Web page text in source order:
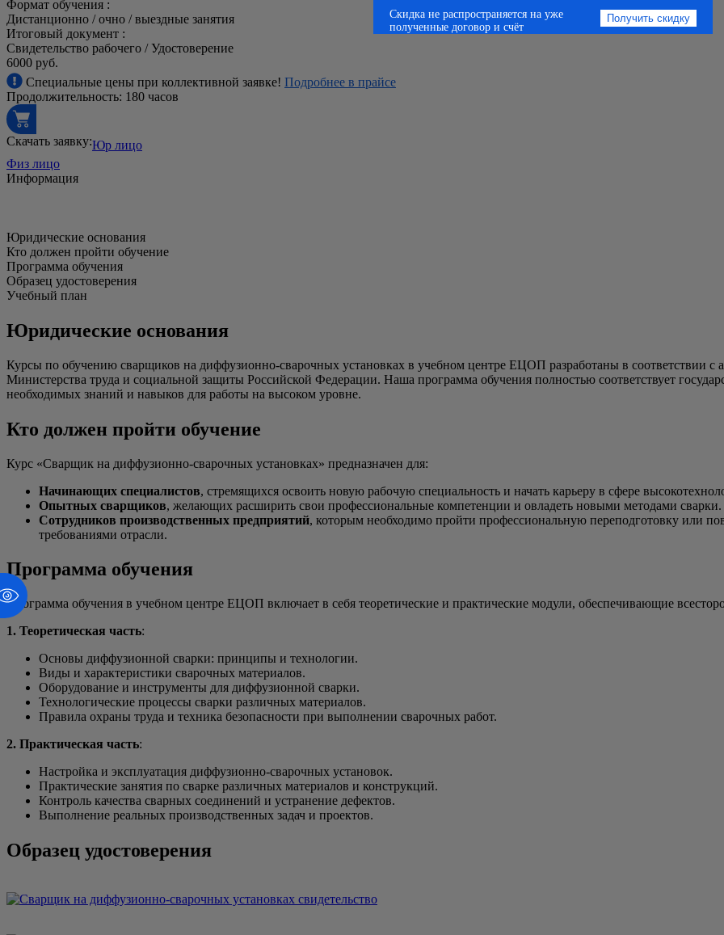
Формат обучения :
Дистанционно / очно / выездные занятия
Итоговый документ :
Свидетельство рабочего / Удостоверение
6000 руб.
Специальные цены при коллективной заявке! Подробнее в прайсе
Продолжительность: 180 часов
Скачать заявку:Юр лицо
Физ лицо
Информация
Юридические основания
Кто должен пройти обучение
Программа обучения
Образец удостоверения
Учебный план
Юридические основания
Курсы по обучению сварщиков на диффузионно-сварочных установках в учебном центре ЕЦОП разработаны в соответствии
Министерства труда и социальной защиты Российской Федерации. Наша программа обучения полностью соответствует
необходимых знаний и навыков для работы на высоком уровне.
Кто должен пройти обучение
Курс «Сварщик на диффузионно-сварочных установках» предназначен для:
Начинающих специалистов, стремящихся освоить новую рабочую специальность и начать карьеру в сфере
Опытных сварщиков, желающих расширить свои профессиональные компетенции и овладеть новыми методами сварки.
Сотрудников производственных предприятий, которым необходимо пройти профессиональную переподготовку или
требованиями отрасли.
Программа обучения
Программа обучения в учебном центре ЕЦОП включает в себя теоретические и практические модули, обеспечивающие
1. Теоретическая часть:
Основы диффузионной сварки: принципы и технологии.
Виды и характеристики сварочных материалов.
Оборудование и инструменты для диффузионной сварки.
Технологические процессы сварки различных материалов.
Правила охраны труда и техника безопасности при выполнении сварочных работ.
2. Практическая часть:
Настройка и эксплуатация диффузионно-сварочных установок.
Практические занятия по сварке различных материалов и конструкций.
Контроль качества сварных соединений и устранение дефектов.
Выполнение реальных производственных задач и проектов.
Образец удостоверения
Скидка не распространяется на уже
полученные договор и счёт